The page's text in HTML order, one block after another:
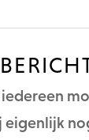
eigenlijk